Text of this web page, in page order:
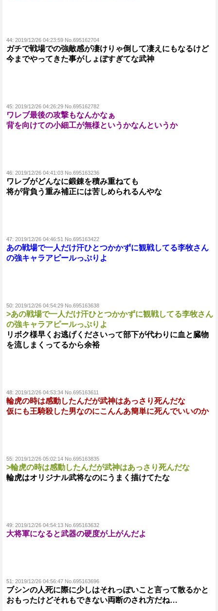
44: 2019/12/26 04:23:59 No.695162704
ガチで戦場での強敵感が凄けりゃ倒して凄えにもなるけど
今までやってきた事がしょぼすぎてな武神
45: 2019/12/26 04:26:29 No.695162782
ワレブ最後の攻撃もなんかなぁ
背を向けての小細工が無様というかなんというか
46: 2019/12/26 04:41:03 No.695163236
ワレブがどんなに鍛錬を積み重ねても
将が背負う重み補正には苦しめられるんやな
47: 2019/12/26 04:46:51 No.695163422
あの戦場で一人だけ汗ひとつかかずに観戦してる李牧さん
の強キャラアピールっぷりよ
50: 2019/12/26 04:54:29 No.695163638
>あの戦場で一人だけ汗ひとつかかずに観戦してる李牧さん
の強キャラアピールっぷりよ
リボク様早くお逃げくださいって部下が代わりに血と臓物
を流しまくってるから余裕
48: 2019/12/26 04:53:34 No.695163611
輪虎の時は感動したんだが武神はあっさり死んだな
仮にも王騎殺した男なのにこんんあ簡単に死んでいいのか
55: 2019/12/26 05:02:14 No.695163835
>輪虎の時は感動したんだが武神はあっさり死んだな
輪虎はオリジナル武将なのにうまく描けてたな
49: 2019/12/26 04:54:13 No.695163632
大将軍になると武器の硬度が上がんだよ
51: 2019/12/26 04:56:47 No.695163696
ブシンの人死に際に少しはそれっぽいこと言って散るかと
おもったけどそれもできない両断のされ方だね…